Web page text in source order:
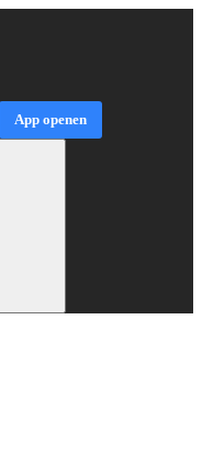
App openen